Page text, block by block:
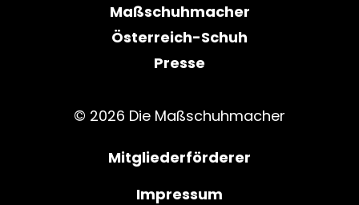
Maßschuhmacher
Österreich-Schuh
Presse
© 2026 Die Maßschuhmacher
Mitgliederförderer
Impressum